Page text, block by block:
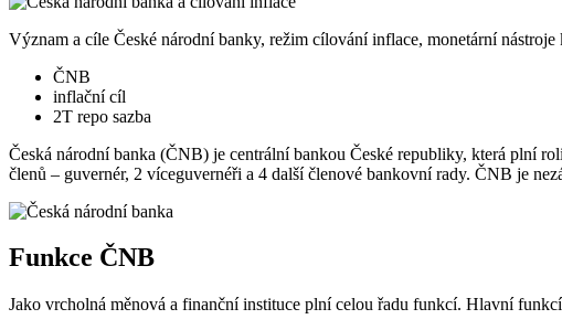
Význam a cíle České národní banky, režim cílování inflace, monetární
ČNB
inflační cíl
2T repo sazba
Česká národní banka (ČNB) je centrální bankou České republiky, která plní
členů – guvernér, 2 víceguvernéři a 4 další členové bankovní rady. ČNB je
Funkce ČNB
Jako vrcholná měnová a finanční instituce plní celou řadu funkcí. Hlavní